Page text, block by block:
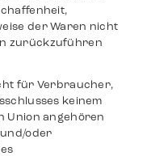
der Waren nicht
zurückzuführen
für Verbraucher,
keinem
Union angehören
oder